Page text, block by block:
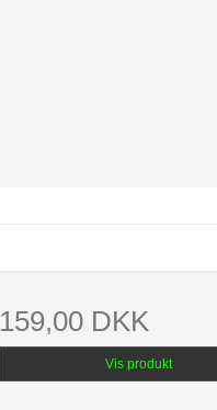
159,00 DKK
Vis produkt